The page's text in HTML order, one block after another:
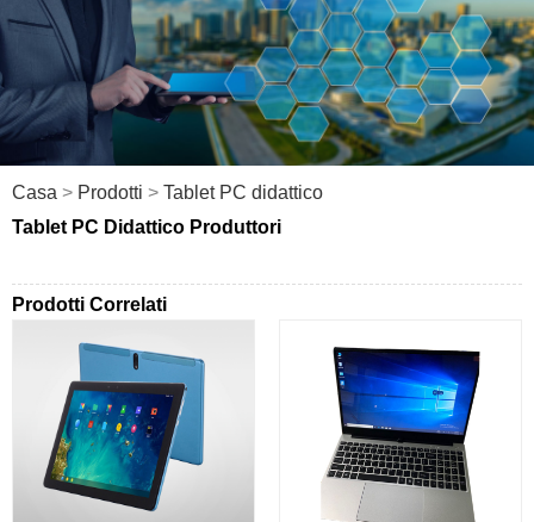
Casa > Prodotti > Tablet PC didattico
Tablet PC Didattico Produttori
Prodotti Correlati